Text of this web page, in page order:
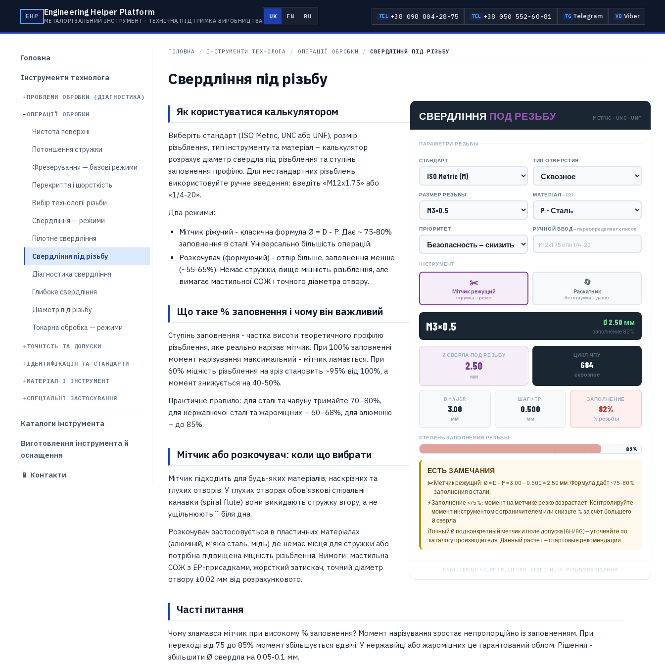
EHP Engineering Helper Platform
МЕТАЛОРІЗАЛЬНИЙ ІНСТРУМЕНТ · ТЕХНІЧНА ПІДТРИМКА ВИРОБНИЦТВА
UK EN RU TEL +38 098 804-28-75 TEL +38 050 552-60-81 TG Telegram VB Viber
Головна
Інструменти технолога
ПРОБЛЕМИ ОБРОБКИ (ДІАГНОСТИКА)
ОПЕРАЦІЇ ОБРОБКИ
Чистота поверхні
Потоншення стружки
Фрезерування — базові режими
Перекриття і шорсткість
Вибір технології різьби
Свердління — режими
Пілотне свердління
Свердління під різьбу
Діагностика свердління
Глибоке свердління
Діаметр під різьбу
Токарна обробка — режими
ТОЧНІСТЬ ТА ДОПУСКИ
ІДЕНТИФІКАЦІЯ ТА СТАНДАРТИ
МАТЕРІАЛ І ІНСТРУМЕНТ
СПЕЦІАЛЬНІ ЗАСТОСУВАННЯ
Каталоги інструмента
Виготовлення інструмента й
оснащення
📱 Контакти
ГОЛОВНА / ІНСТРУМЕНТИ ТЕХНОЛОГА / ОПЕРАЦІЇ ОБРОБКИ / СВЕРДЛІННЯ ПІД РІЗЬБУ
Свердління під різьбу
СВЕРДЛІННЯ ПОД РЕЗЬБУ METRIC · UNC · UNF
ПАРАМЕТРИ РЕЗЬБЫ
СТАНДАРТ ТИП ОТВЕРСТИЯ
РАЗМЕР РЕЗЬБЫ МАТЕРІАЛ— ISO
ПРІОРИТЕТ РУЧНОЙ ВВОД— переопределяет список
ІНСТРУМЕНТ
✂️
Мітчик режущий
стружка — режет
🔄
Раскатник
без стружки — давит
M3×0.5 Ø 2.50 мм
заполнение 82%
Ø СВЕРЛА ПОД РЕЗЬБУ
2.50
мм
ЦИКЛ ЧПУ
G84
сквозное
D MAJOR
3.00
мм
ШАГ / TPI
0.500
мм
ЗАПОЛНЕНИЕ
82%
% резьбы
СТЕПЕНЬ ЗАПОЛНЕНИЯ РЕЗЬБЫ
82%
ЕСТЬ ЗАМЕЧАНИЯ
✂️Метчик режущий: Ø = D − P = 3.00 − 0.500 = 2.50 мм. Формула даёт ~75–80%
заполнения в стали.
⚡Заполнение >75%: момент на метчике резко возрастает. Контролируйте
момент инструментом с ограничителем или снизьте % за счёт большего
Ø сверла.
ℹ️Точный Ø под конкретный метчик и поле допуска (6H/6G) — уточняйте по
каталогу производителя. Данный расчёт — стартовые рекомендации.
ENGINEERING HELPER PLATFORM · REZEC.IN.UA · РІЗЬБОНАРІЗАННЯ
Як користуватися калькулятором
Виберіть стандарт (ISO Metric, UNC або UNF), розмір
різьблення, тип інструменту та матеріал – калькулятор
розрахує діаметр свердла під різьблення та ступінь
заповнення профілю. Для нестандартних різьблень
використовуйте ручне введення: введіть «M12x1.75» або
«1/4-20».
Два режими:
Мітчик ріжучий - класична формула Ø = D - P. Дає ~ 75-80%
заповнення в сталі. Універсально більшість операцій.
Розкочувач (формуючий) - отвір більше, заповнення менше
(~55-65%). Немає стружки, вище міцність різьблення, але
вимагає мастильної СОЖ і точного діаметра отвору.
Що таке % заповнення і чому він важливий
Ступінь заповнення - частка висоти теоретичного профілю
різьблення, яке реально нарізає мітчик. При 100% заповненні
момент нарізування максимальний - мітчик ламається. При
60% міцність різьблення на зріз становить ~95% від 100%, а
момент знижується на 40-50%.
Практичне правило: для сталі та чавуну тримайте 70–80%,
для нержавіючої сталі та жароміцних – 60–68%, для алюмінію
– до 85%.
Мітчик або розкочувач: коли що вибрати
Мітчик підходить для будь-яких матеріалів, наскрізних та
глухих отворів. У глухих отворах обов'язкові спіральні
канавки (spiral flute) вони викидають стружку вгору, а не
ущільнюють її біля дна.
Розкочувач застосовується в пластичних матеріалах
(алюміній, м'яка сталь, мідь) де немає місця для стружки або
потрібна підвищена міцність різьблення. Вимоги: мастильна
СОЖ з EP-присадками, жорсткий затискач, точний діаметр
отвору ±0.02 мм від розрахункового.
Часті питання
Чому зламався мітчик при високому % заповнення? Момент нарізування зростає непропорційно із заповненням. При
переході від 75 до 85% момент збільшується вдвічі. У нержавійці або жароміцних це гарантований облом. Рішення -
збільшити Ø свердла на 0.05-0.1 мм.